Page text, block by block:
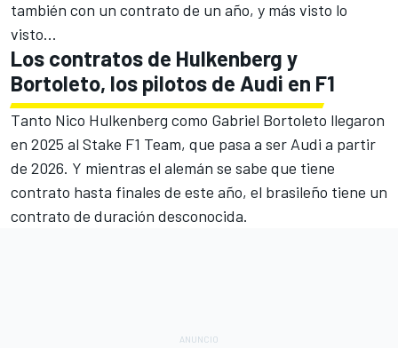
también con un contrato de un año, y más visto lo
visto...
Los contratos de Hulkenberg y
Bortoleto, los pilotos de Audi en F1
Tanto Nico Hulkenberg como Gabriel Bortoleto llegaron
en 2025 al Stake F1 Team, que pasa a ser Audi a partir
de 2026. Y mientras el alemán se sabe que tiene
contrato hasta finales de este año, el brasileño tiene un
contrato de duración desconocida.